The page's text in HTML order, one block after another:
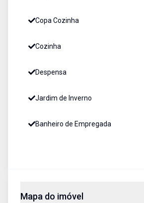
Copa Cozinha
Cozinha
Despensa
Jardim de Inverno
Banheiro de Empregada
Mapa do imóvel